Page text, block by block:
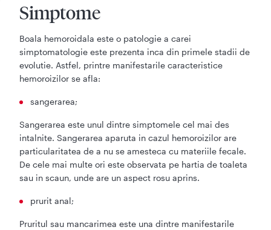
Simptome
Boala hemoroidala este o patologie a carei
simptomatologie este prezenta inca din primele stadii de
evolutie. Astfel, printre manifestarile caracteristice
hemoroizilor se afla:
sangerarea;
Sangerarea este unul dintre simptomele cel mai des
intalnite. Sangerarea aparuta in cazul hemoroizilor are
particularitatea de a nu se amesteca cu materiile fecale.
De cele mai multe ori este observata pe hartia de toaleta
sau in scaun, unde are un aspect rosu aprins.
prurit anal;
Pruritul sau mancarimea este una dintre manifestarile